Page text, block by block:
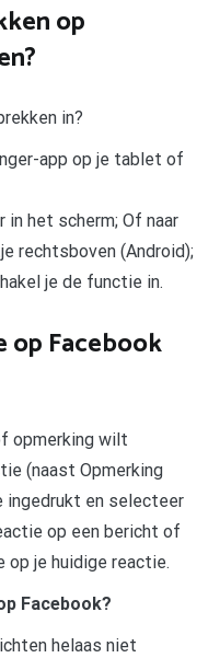
op
in?
app op je tablet of
in het scherm; Of naar
rechtsboven (Android);
je de functie in.
op Facebook
opmerking wilt
(naast Opmerking
ingedrukt en selecteer
op een bericht of
op je huidige reactie.
Facebook?
helaas niet